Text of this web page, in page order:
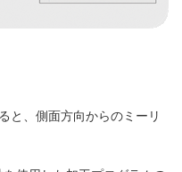
と、側面方向からのミーリ